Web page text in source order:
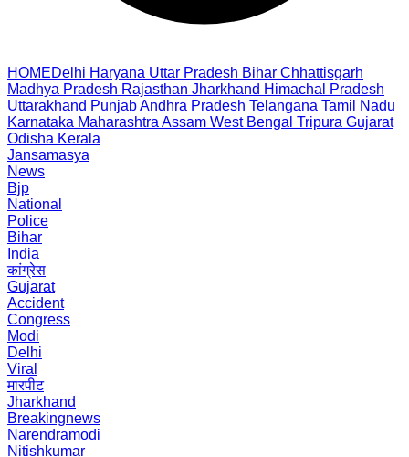
HOMEDelhi Haryana Uttar Pradesh Bihar Chhattisgarh
Madhya Pradesh Rajasthan Jharkhand Himachal Pradesh
Uttarakhand PunjabAndhra Pradesh Telangana Tamil Nadu
Karnataka Maharashtra Assam West Bengal Tripura Gujarat
Odisha Kerala
Jansamasya
News
Bjp
National
Police
Bihar
India
कांग्रेस
Gujarat
Accident
Congress
Modi
Delhi
Viral
मारपीट
Jharkhand
Breakingnews
Narendramodi
Nitishkumar